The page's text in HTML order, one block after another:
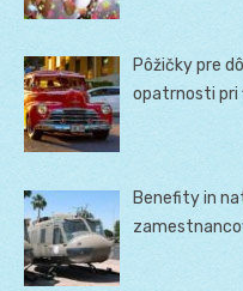
Pôžičky pre
opatrnosti pri
Benefity in